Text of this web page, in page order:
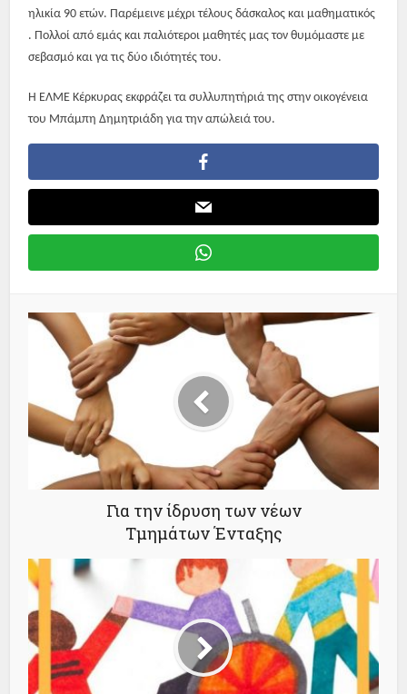
ηλικία 90 ετών. Παρέμεινε μέχρι τέλους δάσκαλος και μαθηματικός
. Πολλοί από εμάς και παλιότεροι μαθητές μας τον θυμόμαστε με
σεβασμό και γα τις δύο ιδιότητές του.
Η ΕΛΜΕ Κέρκυρας εκφράζει τα συλλυπητήριά της στην οικογένεια
του Μπάμπη Δημητριάδη για την απώλειά του.
Για την ίδρυση των νέων
Τμημάτων Ένταξης